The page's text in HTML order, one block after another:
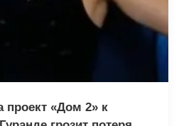
проект «Дом 2» к